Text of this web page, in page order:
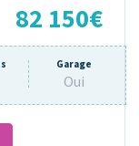
82 150€
Garage
Oui